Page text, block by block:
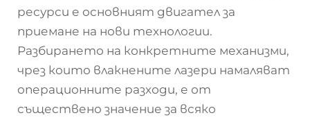
ресурси е основният двигател за
приемане на нови технологии.
Разбирането на конкретните механизми,
чрез които влакнените лазери намаляват
операционните разходи, е от
съществено значение за всяко